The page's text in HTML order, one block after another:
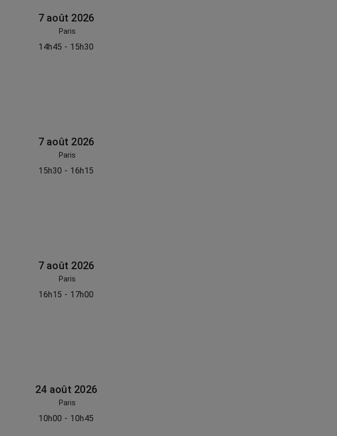
7 août 2026
Paris
14h45 - 15h30
7 août 2026
Paris
15h30 - 16h15
7 août 2026
Paris
16h15 - 17h00
24 août 2026
Paris
10h00 - 10h45